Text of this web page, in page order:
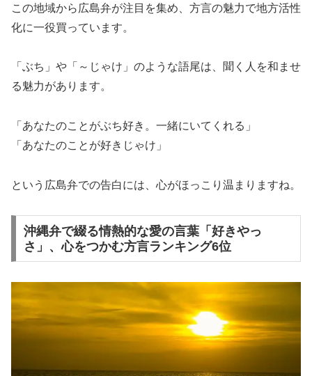
この地域から広島弁が注目を集め、方言の魅力で地方活性
化に一役買っています。
「ぶち」や「～じゃけ」のような語尾は、聞く人を和ませ
る魅力があります。
「あなたのことがぶち好き。一緒にいてくれる」
「あなたのことが好きじゃけ」
という広島弁での告白には、心がほっこり温まりますね。
沖縄弁で綴る情熱的な愛の言葉「好きやっ
さ」、心をつかむ方言ランキング6位